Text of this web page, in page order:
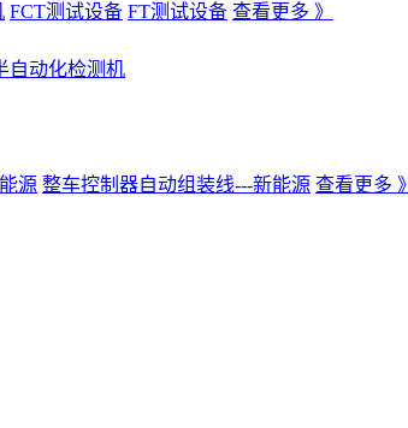
FCT测试设备 FT测试设备 查看更多 》
自动化检测机
源 整车控制器自动组装线---新能源 查看更多 》